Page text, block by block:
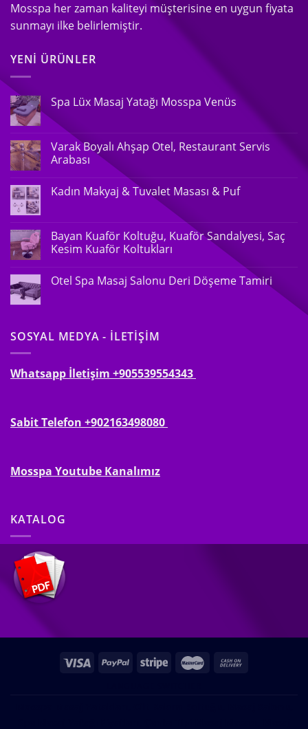
Mosspa her zaman kaliteyi müşterisine en uygun fiyata
sunmayı ilke belirlemiştir.
YENI ÜRÜNLER
Spa Lüx Masaj Yatağı Mosspa Venüs
Varak Boyalı Ahşap Otel, Restaurant Servis
Arabası
Kadın Makyaj & Tuvalet Masası & Puf
Bayan Kuaför Koltuğu, Kuaför Sandalyesi, Saç
Kesim Kuaför Koltukları
Otel Spa Masaj Salonu Deri Döşeme Tamiri
SOSYAL MEDYA - İLETIŞIM
Whatsapp İletişim +905539554343
Sabit Telefon +902163498080
Mosspa Youtube Kanalımız
KATALOG